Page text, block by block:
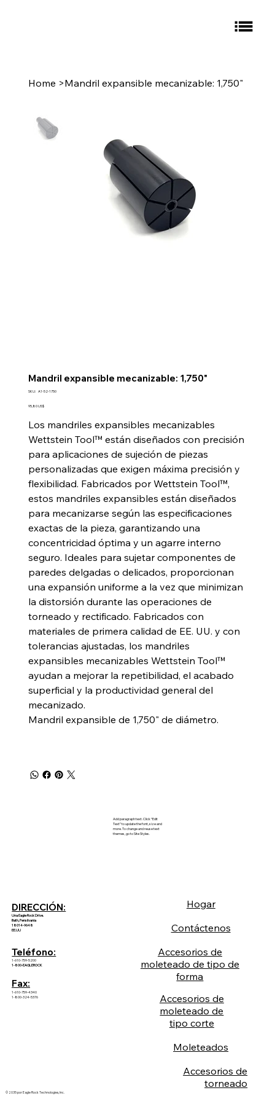
Home >Mandril expansible mecanizable: 1,750"
Mandril expansible mecanizable: 1,750"
SKU: SKU
52-
A1-52-1750
Precio
95,80 US$
Los mandriles expansibles mecanizables
Wettstein Tool™ están diseñados con precisión
para aplicaciones de sujeción de piezas
personalizadas que exigen máxima precisión y
flexibilidad. Fabricados por Wettstein Tool™,
estos mandriles expansibles están diseñados
para mecanizarse según las especificaciones
exactas de la pieza, garantizando una
concentricidad óptima y un agarre interno
seguro. Ideales para sujetar componentes de
paredes delgadas o delicados, proporcionan
una expansión uniforme a la vez que minimizan
la distorsión durante las operaciones de
torneado y rectificado. Fabricados con
materiales de primera calidad de EE. UU. y con
tolerancias ajustadas, los mandriles
expansibles mecanizables Wettstein Tool™
ayudan a mejorar la repetibilidad, el acabado
superficial y la productividad general del
mecanizado.
Mandril expansible de 1,750" de diámetro.
Add paragraph text. Click “Edit
Text” to update the font, size and
more. To change and reuse text
themes, go to Site Styles.
DIRECCIÓN:
Una Eagle Rock Drive.
Bath, Pensilvania
18014-9648
EE.UU
Teléfono:
1-610-759-5200
1-800-EAGLEROCK
Fax:
1-610-759-4340
1-800-324-5376
© 2035 por Eagle Rock Technologies, Inc.
Hogar
Contáctenos
Accesorios de
moleteado de tipo de
forma
Accesorios de
moleteado de
tipo corte
Moleteados
Accesorios de
torneado